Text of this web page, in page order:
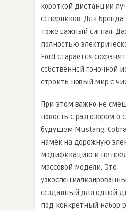
короткой дистанции
соперников. Для
тоже важный сигнал.
полностью
Ford старается
собственной гоночной
строить новый мир с
При этом важно не
новость с разговором о
будущем Mustang.
намек на дорожную
модификацию и не
массовой модели. Это
созданный для одной
под конкретный набор